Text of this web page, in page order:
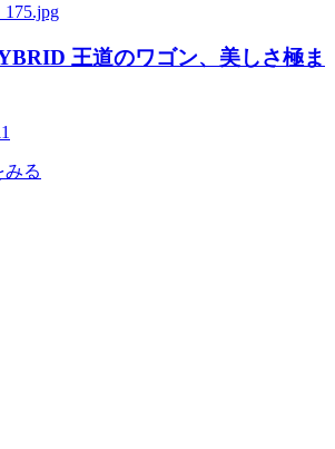
王道のワゴン、美しさ極ま
みる